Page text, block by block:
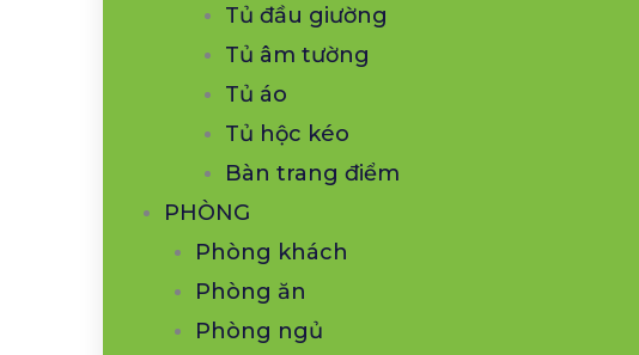
Tủ đầu giường
Tủ âm tường
Tủ áo
Tủ hộc kéo
Bàn trang điểm
PHÒNG
Phòng khách
Phòng ăn
Phòng ngủ